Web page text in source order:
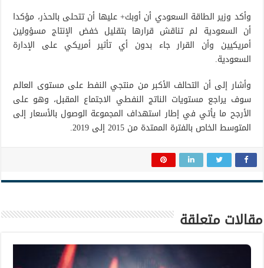
وأكد وزير الطاقة السعودي أن أوبك+ عليها أن تتحلى بالحذر، مؤكدا
أن السعودية لم تناقش قرارها بتقليل خفض الإنتاج مسؤولين
أمريكيين وأن القرار جاء بدون أي تأثير أمريكي على الإدارة
السعودية.
وأشار إلى أن التحالف الأكبر من منتجي النفط على مستوى العالم
سوف يراجع مستويات الناتج النفطي الاجتماع المقبل، وهو على
الأرجح ما يأتي في إطار استهداف المجموعة الوصول بالأسعار إلى
المتوسط الخاص بالفترة الممتدة من 2015 إلى 2019.
مقالات متعلقة